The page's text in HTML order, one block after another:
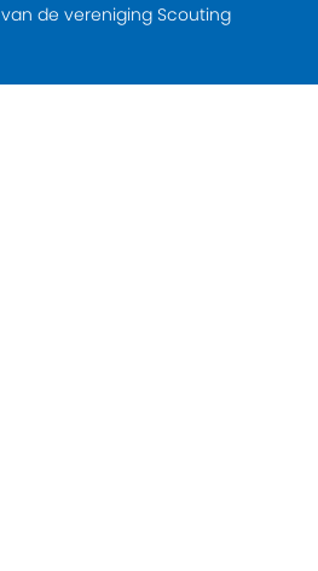
de vereniging Scouting